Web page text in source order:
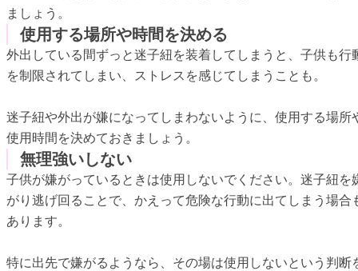
ましょう。
使用する場所や時間を決める
外出している間ずっと迷子紐を装着してしまうと、子供も行
を制限されてしまい、ストレスを感じてしまうことも。
迷子紐や外出が嫌になってしまわないように、使用する場所
使用時間を決めておきましょう。
無理強いしない
子供が嫌がっているときは使用しないでください。迷子紐を
がり逃げ回ることで、かえって危険な行動に出てしまう場合
あります。
特に出先で嫌がるようなら、その場は使用しないという判断